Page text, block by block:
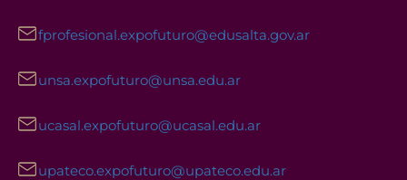
fprofesional.expofuturo@edusalta.gov.ar
unsa.expofuturo@unsa.edu.ar
ucasal.expofuturo@ucasal.edu.ar
upateco.expofuturo@upateco.edu.ar